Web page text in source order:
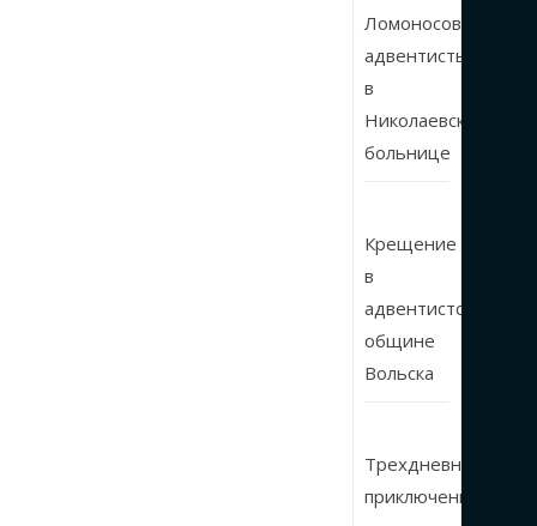
Ломоносовские
адвентисты
в
Николаевской
больнице
Крещение
в
адвентистской
общине
Вольска
Трехдневные
приключения